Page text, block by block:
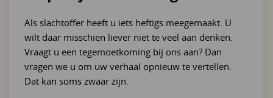
Als slachtoffer heeft u iets heftigs meegemaakt. U
wilt daar misschien liever niet te veel aan denken.
Vraagt u een tegemoetkoming bij ons aan? Dan
vragen we u om uw verhaal opnieuw te vertellen.
Dat kan soms zwaar zijn.